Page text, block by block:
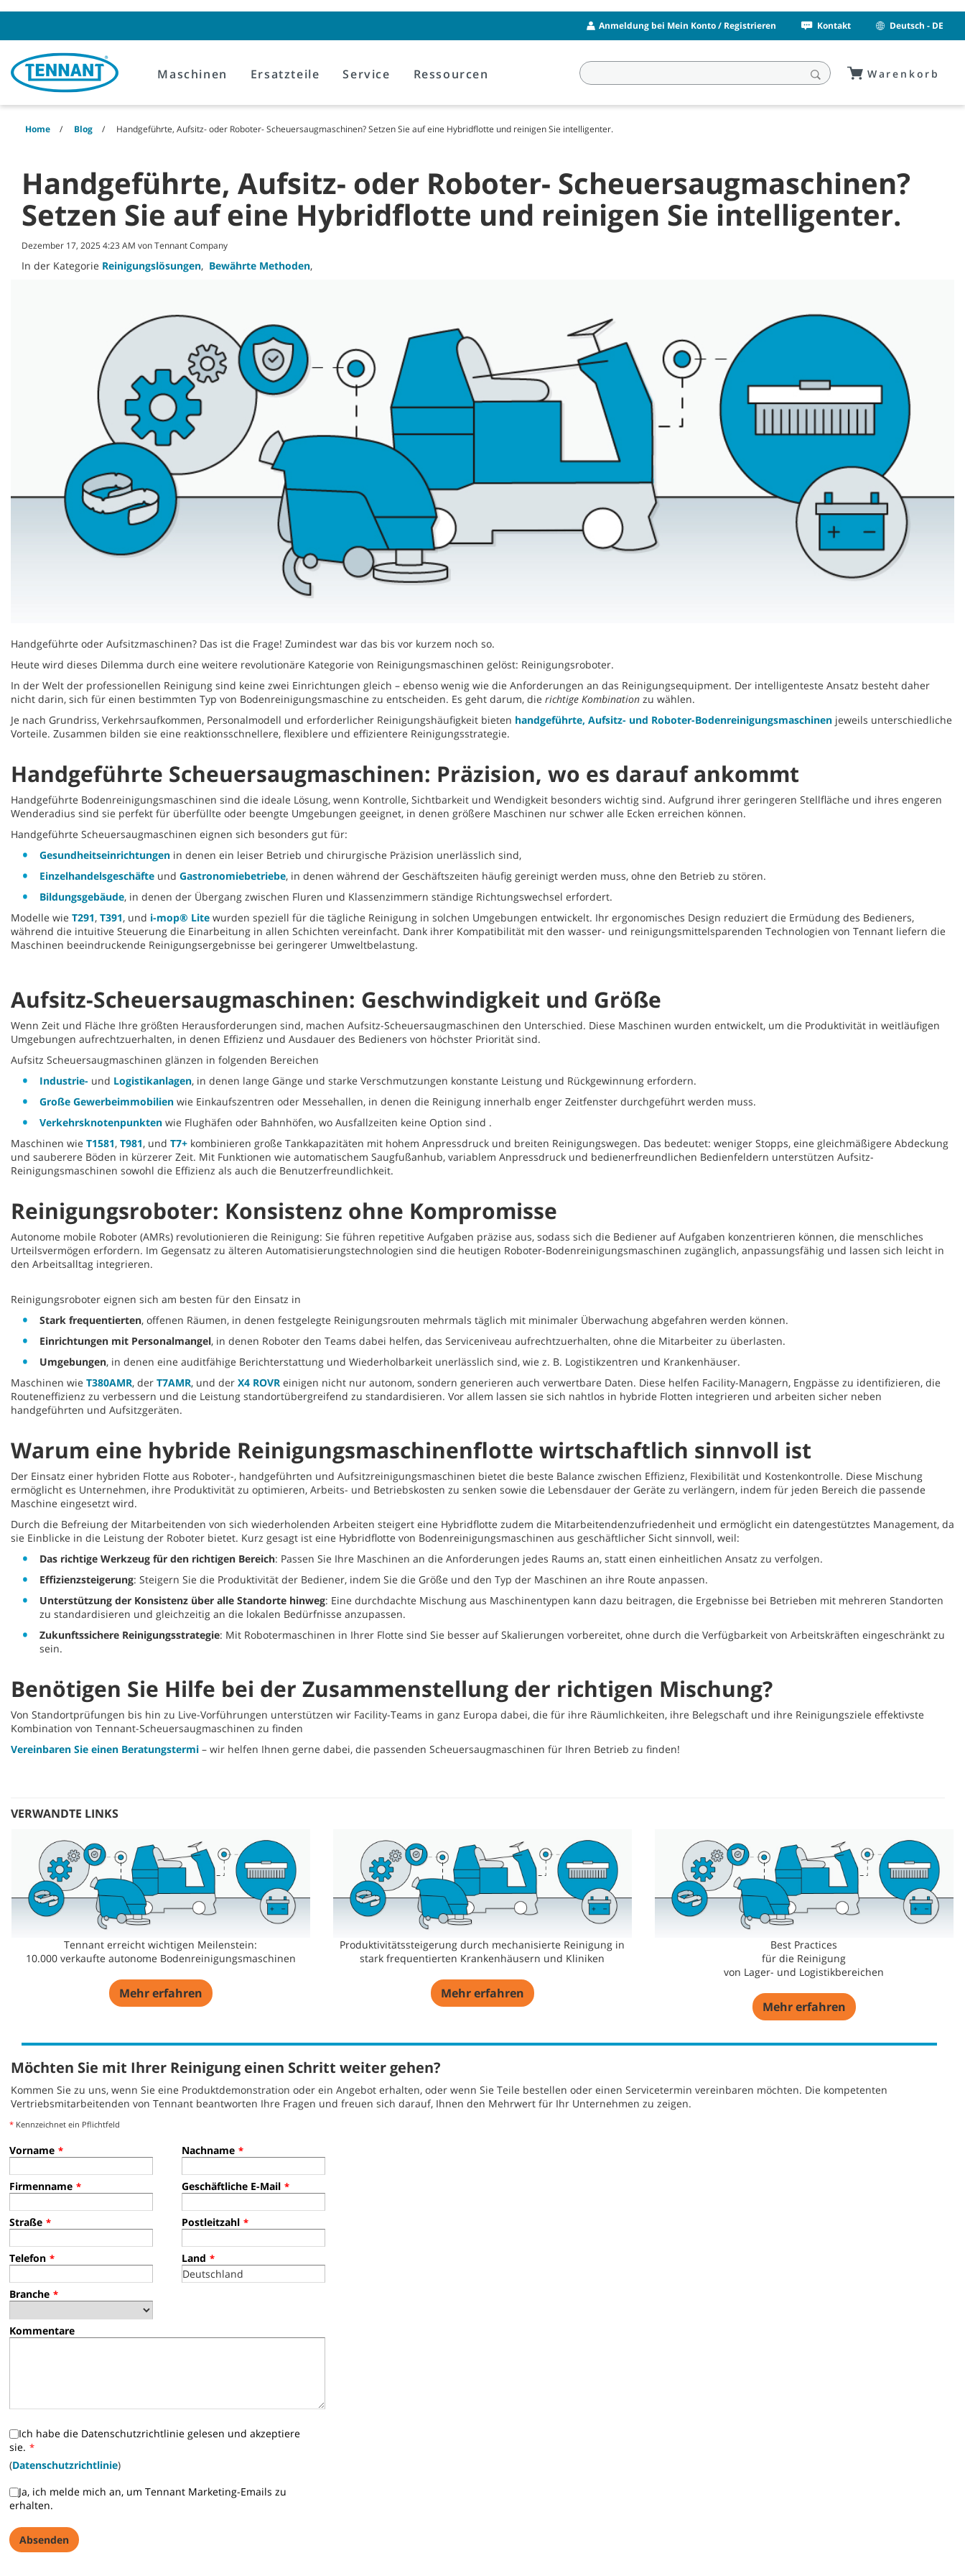
Anmeldung bei Mein Konto / Registrieren Kontakt Deutsch - DE
Maschinen Ersatzteile Service Ressourcen Warenkorb
Home Blog Handgeführte, Aufsitz- oder Roboter- Scheuersaugmaschinen? Setzen Sie auf eine Hybridflotte und reinigen Sie intelligenter.
Handgeführte, Aufsitz- oder Roboter- Scheuersaugmaschinen?
Setzen Sie auf eine Hybridflotte und reinigen Sie intelligenter.
Dezember 17, 2025 4:23 AM von Tennant Company
In der Kategorie Reinigungslösungen, Bewährte Methoden,
Handgeführte oder Aufsitzmaschinen? Das ist die Frage! Zumindest war das bis vor kurzem noch so.
Heute wird dieses Dilemma durch eine weitere revolutionäre Kategorie von Reinigungsmaschinen gelöst: Reinigungsroboter.
In der Welt der professionellen Reinigung sind keine zwei Einrichtungen gleich – ebenso wenig wie die Anforderungen an das Reinigungsequipment. Der intelligenteste Ansatz besteht daher
nicht darin, sich für einen bestimmten Typ von Bodenreinigungsmaschine zu entscheiden. Es geht darum, die richtige Kombination zu wählen.
Je nach Grundriss, Verkehrsaufkommen, Personalmodell und erforderlicher Reinigungshäufigkeit bieten handgeführte, Aufsitz- und Roboter-Bodenreinigungsmaschinen jeweils unterschiedliche
Vorteile. Zusammen bilden sie eine reaktionsschnellere, flexiblere und effizientere Reinigungsstrategie.
Handgeführte Scheuersaugmaschinen: Präzision, wo es darauf ankommt
Handgeführte Bodenreinigungsmaschinen sind die ideale Lösung, wenn Kontrolle, Sichtbarkeit und Wendigkeit besonders wichtig sind. Aufgrund ihrer geringeren Stellfläche und ihres engeren
Wenderadius sind sie perfekt für überfüllte oder beengte Umgebungen geeignet, in denen größere Maschinen nur schwer alle Ecken erreichen können.
Handgeführte Scheuersaugmaschinen eignen sich besonders gut für:
Gesundheitseinrichtungen in denen ein leiser Betrieb und chirurgische Präzision unerlässlich sind,
Einzelhandelsgeschäfte und Gastronomiebetriebe, in denen während der Geschäftszeiten häufig gereinigt werden muss, ohne den Betrieb zu stören.
Bildungsgebäude, in denen der Übergang zwischen Fluren und Klassenzimmern ständige Richtungswechsel erfordert.
Modelle wie T291, T391, und i-mop® Lite wurden speziell für die tägliche Reinigung in solchen Umgebungen entwickelt. Ihr ergonomisches Design reduziert die Ermüdung des Bedieners,
während die intuitive Steuerung die Einarbeitung in allen Schichten vereinfacht. Dank ihrer Kompatibilität mit den wasser- und reinigungsmittelsparenden Technologien von Tennant liefern die
Maschinen beeindruckende Reinigungsergebnisse bei geringerer Umweltbelastung.Das Video kann durch einen technischen Fehler nicht abgespielt
Aufsitz-Scheuersaugmaschinen: Geschwindigkeit und Größe
Wenn Zeit und Fläche Ihre größten Herausforderungen sind, machen Aufsitz-Scheuersaugmaschinen den Unterschied. Diese Maschinen wurden entwickelt, um die Produktivität in weitläufigen
Umgebungen aufrechtzuerhalten, in denen Effizienz und Ausdauer des Bedieners von höchster Priorität sind.
Aufsitz Scheuersaugmaschinen glänzen in folgenden Bereichen
Industrie- und Logistikanlagen, in denen lange Gänge und starke Verschmutzungen konstante Leistung und Rückgewinnung erfordern.
Große Gewerbeimmobilien wie Einkaufszentren oder Messehallen, in denen die Reinigung innerhalb enger Zeitfenster durchgeführt werden muss.
Verkehrsknotenpunkten wie Flughäfen oder Bahnhöfen, wo Ausfallzeiten keine Option sind .
Maschinen wie T1581, T981, und T7+ kombinieren große Tankkapazitäten mit hohem Anpressdruck und breiten Reinigungswegen. Das bedeutet: weniger Stopps, eine gleichmäßigere Abdeckung
und sauberere Böden in kürzerer Zeit. Mit Funktionen wie automatischem Saugfußanhub, variablem Anpressdruck und bedienerfreundlichen Bedienfeldern unterstützen Aufsitz-
Reinigungsmaschinen sowohl die Effizienz als auch die Benutzerfreundlichkeit.
Reinigungsroboter: Konsistenz ohne Kompromisse
Autonome mobile Roboter (AMRs) revolutionieren die Reinigung: Sie führen repetitive Aufgaben präzise aus, sodass sich die Bediener auf Aufgaben konzentrieren können, die menschliches
Urteilsvermögen erfordern. Im Gegensatz zu älteren Automatisierungstechnologien sind die heutigen Roboter-Bodenreinigungsmaschinen zugänglich, anpassungsfähig und lassen sich leicht in
den Arbeitsalltag integrieren.
Reinigungsroboter eignen sich am besten für den Einsatz in
Stark frequentierten, offenen Räumen, in denen festgelegte Reinigungsrouten mehrmals täglich mit minimaler Überwachung abgefahren werden können.
Einrichtungen mit Personalmangel, in denen Roboter den Teams dabei helfen, das Serviceniveau aufrechtzuerhalten, ohne die Mitarbeiter zu überlasten.
Umgebungen, in denen eine auditfähige Berichterstattung und Wiederholbarkeit unerlässlich sind, wie z. B. Logistikzentren und Krankenhäuser.
Maschinen wie T380AMR, der T7AMR, und der X4 ROVR einigen nicht nur autonom, sondern generieren auch verwertbare Daten. Diese helfen Facility-Managern, Engpässe zu identifizieren, die
Routeneffizienz zu verbessern und die Leistung standortübergreifend zu standardisieren. Vor allem lassen sie sich nahtlos in hybride Flotten integrieren und arbeiten sicher neben
handgeführten und Aufsitzgeräten.
Warum eine hybride Reinigungsmaschinenflotte wirtschaftlich sinnvoll ist
Der Einsatz einer hybriden Flotte aus Roboter-, handgeführten und Aufsitzreinigungsmaschinen bietet die beste Balance zwischen Effizienz, Flexibilität und Kostenkontrolle. Diese Mischung
ermöglicht es Unternehmen, ihre Produktivität zu optimieren, Arbeits- und Betriebskosten zu senken sowie die Lebensdauer der Geräte zu verlängern, indem für jeden Bereich die passende
Maschine eingesetzt wird.
Durch die Befreiung der Mitarbeitenden von sich wiederholenden Arbeiten steigert eine Hybridflotte zudem die Mitarbeitendenzufriedenheit und ermöglicht ein datengestütztes Management, da
sie Einblicke in die Leistung der Roboter bietet. Kurz gesagt ist eine Hybridflotte von Bodenreinigungsmaschinen aus geschäftlicher Sicht sinnvoll, weil:
Das richtige Werkzeug für den richtigen Bereich: Passen Sie Ihre Maschinen an die Anforderungen jedes Raums an, statt einen einheitlichen Ansatz zu verfolgen.
Effizienzsteigerung: Steigern Sie die Produktivität der Bediener, indem Sie die Größe und den Typ der Maschinen an ihre Route anpassen.
Unterstützung der Konsistenz über alle Standorte hinweg: Eine durchdachte Mischung aus Maschinentypen kann dazu beitragen, die Ergebnisse bei Betrieben mit mehreren Standorten
zu standardisieren und gleichzeitig an die lokalen Bedürfnisse anzupassen.
Zukunftssichere Reinigungsstrategie: Mit Robotermaschinen in Ihrer Flotte sind Sie besser auf Skalierungen vorbereitet, ohne durch die Verfügbarkeit von Arbeitskräften eingeschränkt zu
sein.
Benötigen Sie Hilfe bei der Zusammenstellung der richtigen Mischung?
Von Standortprüfungen bis hin zu Live-Vorführungen unterstützen wir Facility-Teams in ganz Europa dabei, die für ihre Räumlichkeiten, ihre Belegschaft und ihre Reinigungsziele effektivste
Kombination von Tennant-Scheuersaugmaschinen zu finden
Vereinbaren Sie einen Beratungstermi – wir helfen Ihnen gerne dabei, die passenden Scheuersaugmaschinen für Ihren Betrieb zu finden!
VERWANDTE LINKS
Tennant erreicht wichtigen Meilenstein:
10.000 verkaufte autonome Bodenreinigungsmaschinen
Mehr erfahren
Produktivitätssteigerung durch mechanisierte Reinigung in
stark frequentierten Krankenhäusern und Kliniken
Mehr erfahren
Best Practices
für die Reinigung
von Lager- und Logistikbereichen
Mehr erfahren
Möchten Sie mit Ihrer Reinigung einen Schritt weiter gehen?
Kommen Sie zu uns, wenn Sie eine Produktdemonstration oder ein Angebot erhalten, oder wenn Sie Teile bestellen oder einen Servicetermin vereinbaren möchten. Die kompetenten
Vertriebsmitarbeitenden von Tennant beantworten Ihre Fragen und freuen sich darauf, Ihnen den Mehrwert für Ihr Unternehmen zu zeigen.
* Kennzeichnet ein Pflichtfeld
Vorname * Nachname *
Firmenname * Geschäftliche E-Mail *
Straße * Postleitzahl *
Telefon * Land *
Branche *
Kommentare
Ich habe die Datenschutzrichtlinie gelesen und akzeptiere
sie. *
(Datenschutzrichtlinie)
Ja, ich melde mich an, um Tennant Marketing-Emails zu
erhalten.